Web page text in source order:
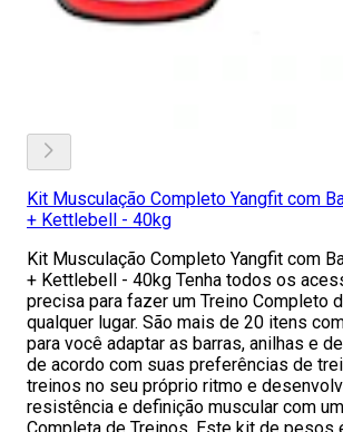
Kit Musculação Completo Yangfit com
+ Kettlebell - 40kg
Kit Musculação Completo Yangfit com
+ Kettlebell - 40kg Tenha todos os
precisa para fazer um Treino Completo
qualquer lugar. São mais de 20 itens
para você adaptar as barras, anilhas e
de acordo com suas preferências de
treinos no seu próprio ritmo e
resistência e definição muscular com